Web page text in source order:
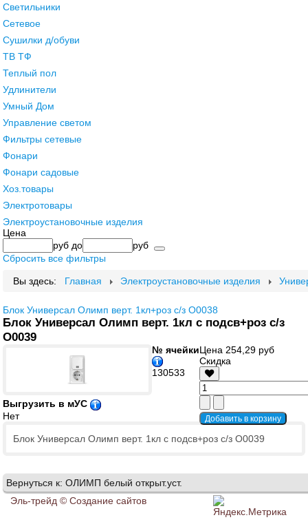
Светильники
Сетевое
Сушилки д/обуви
ТВ ТФ
Теплый пол
Удлинители
Умный Дом
Управление светом
Фильтры сетевые
Фонари
Фонари садовые
Хоз.товары
Электротовары
Электроустановочные изделия
Цена
руб до
руб
Сбросить все фильтры
Вы здесь: Главная Электроустановочные изделия
Блок Универсал Олимп верт. 1кл+роз с/з О0038
Блок Универсал Олимп верт. 1кл с подсв+роз с/з
О0039
Цена 254,29 руб
Скидка
№ ячейки
130533
Выгрузить в мУС
Нет
Блок Универсал Олимп верт. 1кл с подсв+роз с/з О0039
Вернуться к: ОЛИМП белый открыт.уст.
Эль-трейд © Создание сайтов